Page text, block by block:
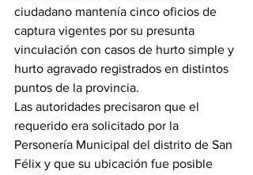
ciudadano mantenía cinco oficios de
captura vigentes por su presunta
vinculación con casos de hurto simple y
hurto agravado registrados en distintos
puntos de la provincia.
Las autoridades precisaron que el
requerido era solicitado por la
Personería Municipal del distrito de San
Félix y que su ubicación fue posible